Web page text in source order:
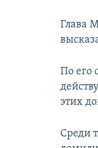
Глава
По его
этих
Среди